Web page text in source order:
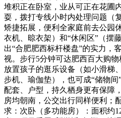
堆积正在卧室，业从可正在花圃
耍，拨打专线小时内处理问题（
矫捷拓展，便利全家庭前去公园
衣机、晾衣架）和“休闲区”（摆
出“合肥肥西标杆楼盘”的实力，
视。步行5分钟可达肥西百大购
放置孩子的逛乐设备（如小滑梯
步机、瑜伽垫），也可成“储物间
配套、户型，持久栖身更有保障
房均朝南，公交出行同样便利；
求：次卧（多功能房）：面积约